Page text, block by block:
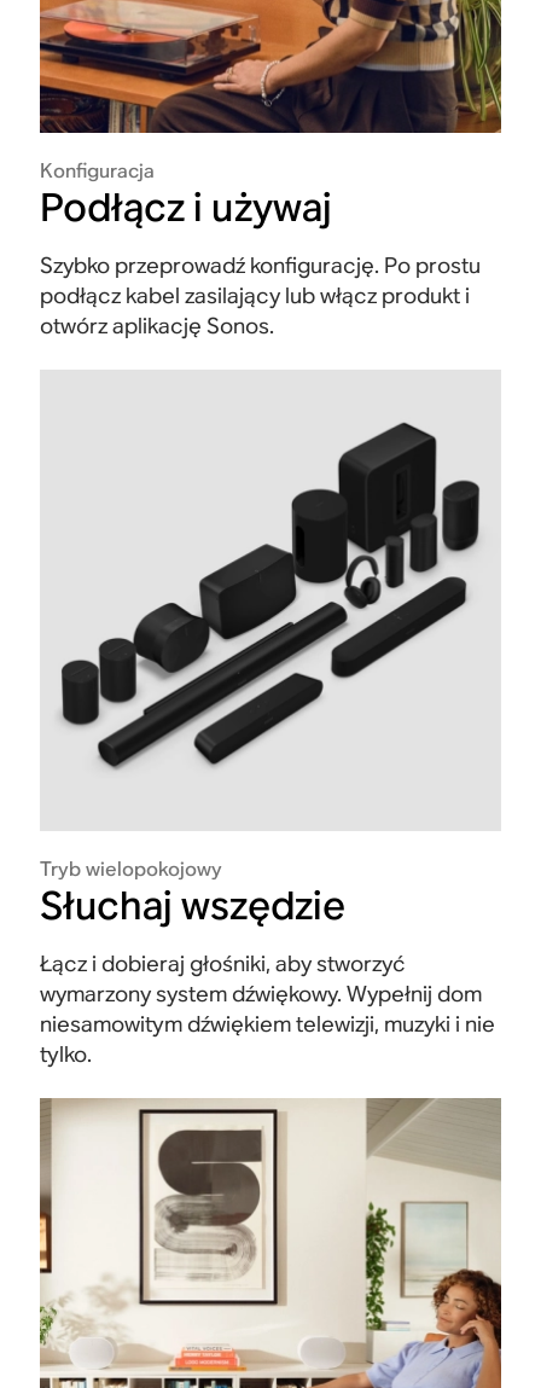
Konfiguracja
Podłącz i używaj
Szybko przeprowadź konfigurację. Po prostu
podłącz kabel zasilający lub włącz produkt i
otwórz aplikację Sonos.
Tryb wielopokojowy
Słuchaj wszędzie
Łącz i dobieraj głośniki, aby stworzyć
wymarzony system dźwiękowy. Wypełnij dom
niesamowitym dźwiękiem telewizji, muzyki i nie
tylko.